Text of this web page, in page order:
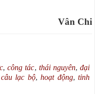
Vân Chi
,công tác, thái nguyên,đại
câu lạc bộ, hoạt động, tỉnh